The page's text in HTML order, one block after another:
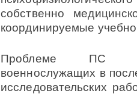
собственно
координируемые
Проблеме ПС
военнослужащих в
исследовательских